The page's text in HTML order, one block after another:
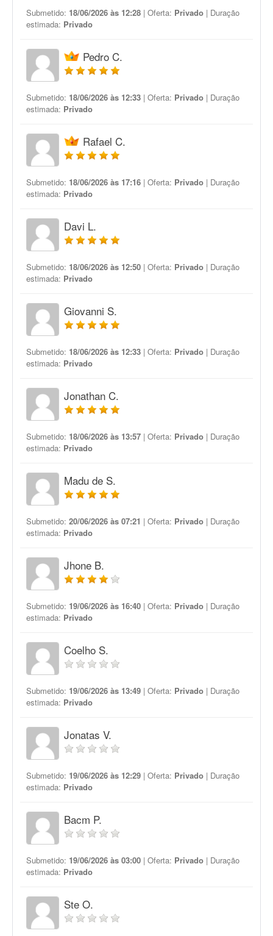
Submetido: 18/06/2026 às 12:28 | Oferta: Privado | Duração
estimada: Privado
Pedro C.
Submetido: 18/06/2026 às 12:33 | Oferta: Privado | Duração
estimada: Privado
Rafael C.
Submetido: 18/06/2026 às 17:16 | Oferta: Privado | Duração
estimada: Privado
Davi L.
Submetido: 18/06/2026 às 12:50 | Oferta: Privado | Duração
estimada: Privado
Giovanni S.
Submetido: 18/06/2026 às 12:33 | Oferta: Privado | Duração
estimada: Privado
Jonathan C.
Submetido: 18/06/2026 às 13:57 | Oferta: Privado | Duração
estimada: Privado
Madu de S.
Submetido: 20/06/2026 às 07:21 | Oferta: Privado | Duração
estimada: Privado
Jhone B.
Submetido: 19/06/2026 às 16:40 | Oferta: Privado | Duração
estimada: Privado
Coelho S.
Submetido: 19/06/2026 às 13:49 | Oferta: Privado | Duração
estimada: Privado
Jonatas V.
Submetido: 19/06/2026 às 12:29 | Oferta: Privado | Duração
estimada: Privado
Bacm P.
Submetido: 19/06/2026 às 03:00 | Oferta: Privado | Duração
estimada: Privado
Ste O.